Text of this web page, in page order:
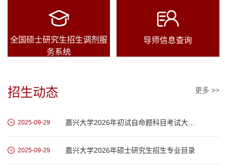
全国硕士研究生招生调剂服
务系统
导师信息查询
招生动态 更多 >>
2025-09-29
2025-09-29 嘉兴大学2026年硕士研究生招生专业目录